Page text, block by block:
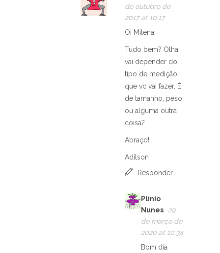
de outubro de
2017 at 10:17
Oi Milena,
Tudo bem? Olha,
vai depender do
tipo de medição
que vc vai fazer. É
de tamanho, peso
ou alguma outra
coisa?
Abraço!
Adilson
Responder
Plínio
Nunes
29
de março de
2020 at 10:34
Bom dia